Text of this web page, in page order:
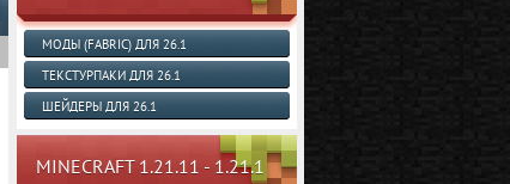
МОДЫ (FABRIC) ДЛЯ 26.1
ТЕКСТУРПАКИ ДЛЯ 26.1
ШЕЙДЕРЫ ДЛЯ 26.1
MINECRAFT 1.21.11 - 1.21.1